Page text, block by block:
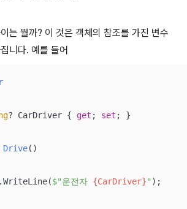
는 뭘까? 이 것은 객체의 참조를 가진 변수
니다. 예를 들어
? CarDriver { get ; set ; }
Drive( )
$"운전자 {CarDriver}" );